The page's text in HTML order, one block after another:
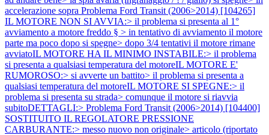
accelerazione sopra Problema Ford Transit (2006>2014) [104265]
IL MOTORE NON SI AVVIA:> il problema si presenta al 1°
avviamento a motore freddo § > in tentativo di avviamento il motore
parte ma poco dopo si spegne> dopo 3/4 tentativi il motore rimane
avviatoIL MOTORE HA IL MINIMO INSTABILE:> il problema
si presenta a qualsiasi temperatura del motoreIL MOTORE E'
RUMOROSO:> si avverte un battito> il problema si presenta a
qualsiasi temperatura del motoreIL MOTORE SI SPEGNE:> il
problema si presenta su strada> comunque il motore si riavvia
subitoDETTAGLI:> Problema Ford Transit (2006>2014) [104400]
SOSTITUITO IL REGOLATORE PRESSIONE
CARBURANTE:> messo nuovo non originale> articolo (riportato